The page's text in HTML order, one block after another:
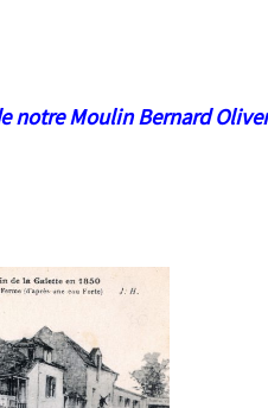
notre Moulin Bernard